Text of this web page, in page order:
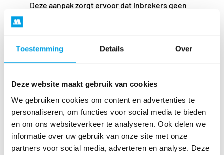
Toestemming Details Over
Deze website maakt gebruik van cookies
We gebruiken cookies om content en advertenties te
personaliseren, om functies voor social media te bieden
en om ons websiteverkeer te analyseren. Ook delen we
informatie over uw gebruik van onze site met onze
partners voor social media, adverteren en analyse. Deze
Deze aanpak zorgt ervoor dat inbrekers geen
poging af te breken en te vertrekken. Hierdoor
wordt niet alleen diefstal voorkomen, maar
Mistgeneratoren worden in allerlei situaties
ingezet, van particuliere woningen tot
bedrijven met waardevolle inventaris. Vooral
panden waar snelheid bij inbraak een rol
speelt, profiteren van dit systeem.